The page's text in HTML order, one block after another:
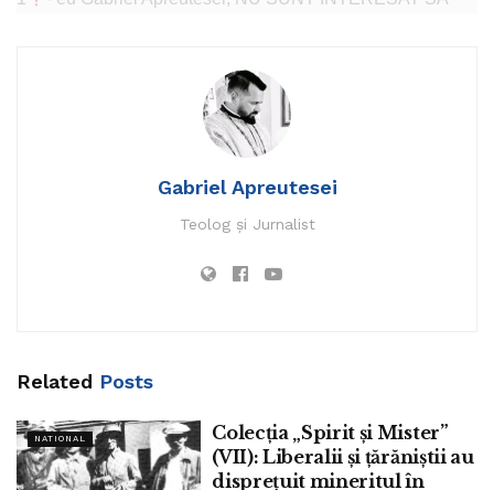
- eu sunt activist civic la nivel național/de țară, de
aproximativ 14 ani și nu de azi de ieri, ori de 2-3 ani, vă rog
să înțelegeți și asta. Pe mine mă cunosc toți activiștii civici,
Ca și exemplu, pe când eu mă opuneam intepării
populației, tu d-le PRIMAR TIMOFTE, făceai publicitate
Real vorbind, în timp ce eu îi apărăm și pe tomeșteni
în care tu te erijai! Așadar d-le PRIMAR TIMOFTE,
lea mandat, parca!?)ca și Primar, dacă asta vor! Sunt liberi
să o facă, ESTE STRICT ALEGEREA LOR, și astfel
Gabriel Apreutesei
Teolog și Jurnalist
Related Posts
NATIONAL
Colecția „Spirit și Mister”
(VII): Liberalii și țărăniștii au
disprețuit mineritul în